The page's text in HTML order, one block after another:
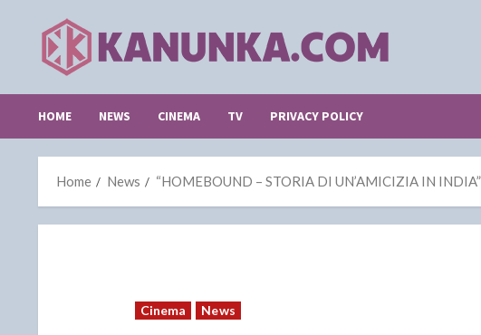
content
HOME NEWS CINEMA TV PRIVACY POLICY
Home News “HOMEBOUND – STORIA DI UN’AMICIZIA IN
Cinema News